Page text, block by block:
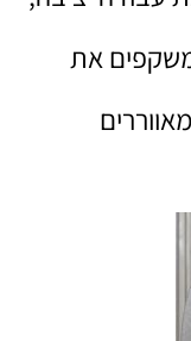
משקפים את